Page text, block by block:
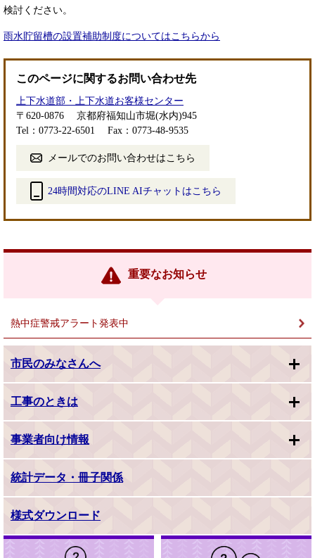
検討ください。
雨水貯留槽の設置補助制度についてはこちらから
このページに関するお問い合わせ先
上下水道部・上下水道お客様センター
〒620-0876
京都府福知山市堀(水内)945
Tel：0773-22-6501
Fax：0773-48-9535
メールでのお問い合わせはこちら
24時間対応のLINE AIチャットはこちら
リ
重要なお知らせ
熱中症警戒アラート発表中
市民のみなさんへ
工事のときは
事業者向け情報
統計データ・冊子関係
様式ダウンロード